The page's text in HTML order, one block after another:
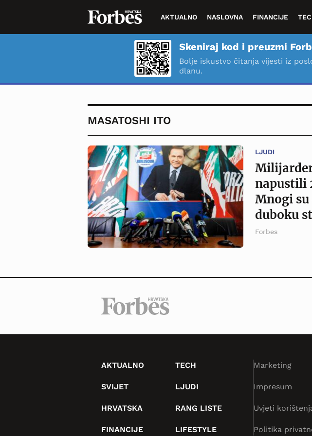
AKTUALNO NASLOVNA FINANCIJE
Skeniraj kod i preuzmi
Bolje iskustvo čitanja vijesti iz
dlanu.
MASATOSHI ITO
LJUDI
napustili
Mnogi
duboku
Forbes
AKTUALNO
SVIJET
HRVATSKA
FINANCIJE
TECH
LJUDI
RANG LISTE
LIFESTYLE
Marketing
Impresum
Uvjeti
Politika